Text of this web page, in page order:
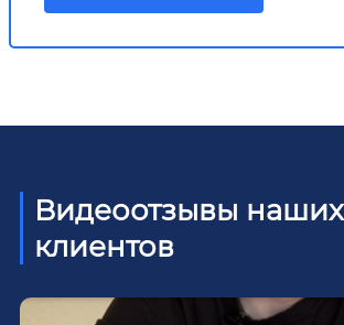
Видеоотзывы наших
клиентов